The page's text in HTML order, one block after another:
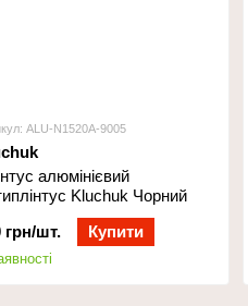
ALU-N1520А-9005
алюмінієвий
Kluchuk Чорний
грн/шт.
Купити